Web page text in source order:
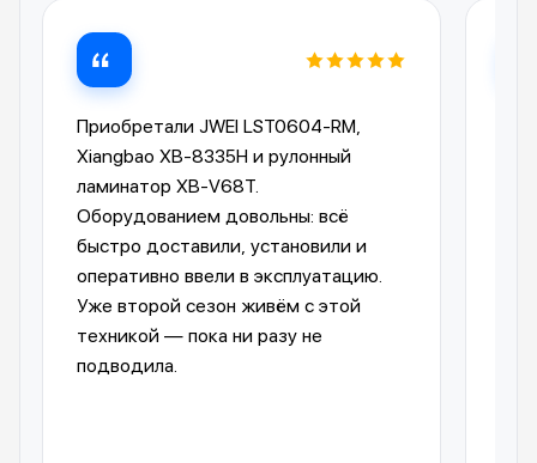
Приобретали JWEI LST0604-RM,
Xiangbao XB-8335H и рулонный
ламинатор XB-V68T.
Оборудованием довольны: всё
быстро доставили, установили и
оперативно ввели в эксплуатацию.
Уже второй сезон живём с этой
техникой — пока ни разу не
подводила.